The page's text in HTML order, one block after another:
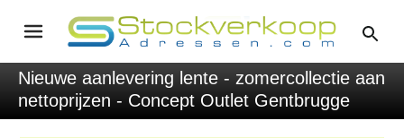
Nieuwe aanlevering lente - zomercollectie aan
nettoprijzen - Concept Outlet Gentbrugge